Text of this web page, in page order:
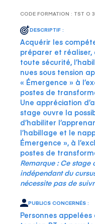
CODE FORMATION : TST O
DESCRIPTIF :
Acquérir les
préparer et réaliser,
toute sécurité,
nues sous tension
« Émergence » à
postes de
Une appréciation
stage ouvre la
d’habiliter
l’habillage et le
Émergence », à
postes de
Remarque : Ce
indépendant du
nécessite pas de
PUBLICS CONCERNÉS :
Personnes